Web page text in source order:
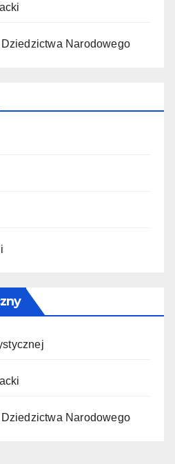
Narodowego
Narodowego